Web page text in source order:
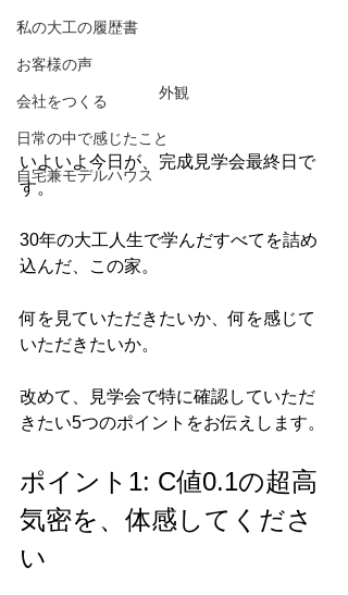
私の大工の履歴書
お客様の声
会社をつくる
日常の中で感じたこと
自宅兼モデルハウス
外観
いよいよ今日が、完成見学会最終日で
す。
30年の大工人生で学んだすべてを詰め
込んだ、この家。
何を見ていただきたいか、何を感じて
いただきたいか。
改めて、見学会で特に確認していただ
きたい5つのポイントをお伝えします。
ポイント1: C値0.1の超高
気密を、体感してくださ
い